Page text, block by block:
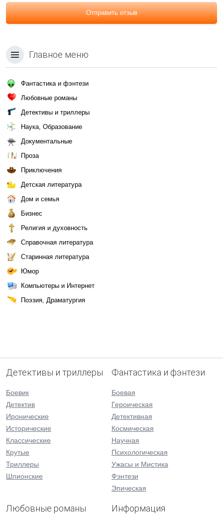
Отправить отзыв
Главное меню
Фантастика и фэнтези
Любовные романы
Детективы и триллеры
Наука, Образование
Документальные
Проза
Приключения
Детская литература
Дом и семья
Бизнес
Религия и духовность
Справочная литература
Старинная литература
Юмор
Компьютеры и Интернет
Поэзия, Драматургия
Детективы и триллеры
Боевик
Детектив
Иронические
Исторические
Классические
Крутые
Триллеры
Шпионские
Фантастика и фэнтези
Боевая
Героическая
Детективная
Космическая
Научная
Психологическая
Ужасы и Мистика
Фэнтези
Эпическая
Любовные романы Информация